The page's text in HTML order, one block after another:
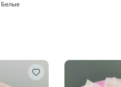
Белые